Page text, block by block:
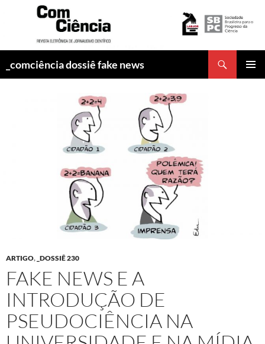
_comciência dossiê fake news
ARTIGO, _DOSSIÊ 230
FAKE NEWS E A
INTRODUÇÃO DE
PSEUDOCIÊNCIA NA